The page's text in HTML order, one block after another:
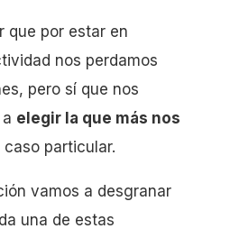
que por estar en
nos perdamos
pero sí que nos
elegir la que más nos
caso particular.
vamos a desgranar
una de estas